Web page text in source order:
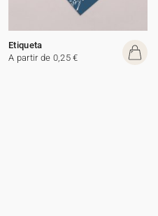
Etiqueta
A partir de 0,25 €